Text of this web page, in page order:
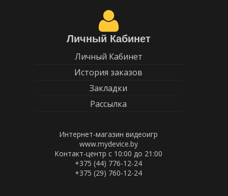
Личный Кабинет
Личный Кабинет
История заказов
Закладки
Рассылка
Интернет-магазин видеоигр
www.mydevice.by
Контакт-центр с 10:00 до 21:00
+375 (44) 776-12-24
+375 (29) 760-12-24